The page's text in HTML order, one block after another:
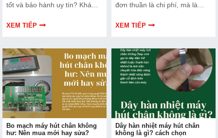
tốt và bảo hành uy tín? Khám
nhiều doanh nghiệp, cửa hàng
XEM TIẾP
đơn thuần là chi phí, mà là
sản phẩm và nâng cao vị thế
điểm của thiết bị này để có
thêm thông tin và giúp bạn đưa
ra lựa chọn phù hợp, hiệu quả
hơn nhé!
XEM TIẾP
Bo mạch máy hút chân không
hư: Nên mua mới hay sửa?
Dây hàn nhiệt máy hút chân
không là gì? cách chọn